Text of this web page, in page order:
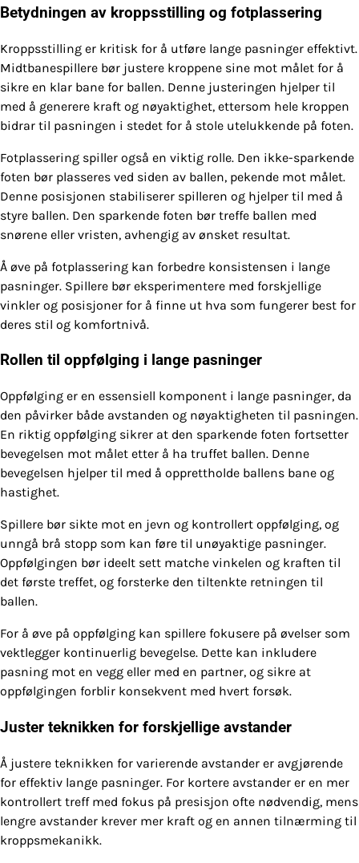
Betydningen av kroppsstilling og fotplassering
Kroppsstilling er kritisk for å utføre lange pasninger effektivt.
Midtbanespillere bør justere kroppene sine mot målet for å
sikre en klar bane for ballen. Denne justeringen hjelper til
med å generere kraft og nøyaktighet, ettersom hele kroppen
bidrar til pasningen i stedet for å stole utelukkende på foten.
Fotplassering spiller også en viktig rolle. Den ikke-sparkende
foten bør plasseres ved siden av ballen, pekende mot målet.
Denne posisjonen stabiliserer spilleren og hjelper til med å
styre ballen. Den sparkende foten bør treffe ballen med
snørene eller vristen, avhengig av ønsket resultat.
Å øve på fotplassering kan forbedre konsistensen i lange
pasninger. Spillere bør eksperimentere med forskjellige
vinkler og posisjoner for å finne ut hva som fungerer best for
deres stil og komfortnivå.
Rollen til oppfølging i lange pasninger
Oppfølging er en essensiell komponent i lange pasninger, da
den påvirker både avstanden og nøyaktigheten til pasningen.
En riktig oppfølging sikrer at den sparkende foten fortsetter
bevegelsen mot målet etter å ha truffet ballen. Denne
bevegelsen hjelper til med å opprettholde ballens bane og
hastighet.
Spillere bør sikte mot en jevn og kontrollert oppfølging, og
unngå brå stopp som kan føre til unøyaktige pasninger.
Oppfølgingen bør ideelt sett matche vinkelen og kraften til
det første treffet, og forsterke den tiltenkte retningen til
ballen.
For å øve på oppfølging kan spillere fokusere på øvelser som
vektlegger kontinuerlig bevegelse. Dette kan inkludere
pasning mot en vegg eller med en partner, og sikre at
oppfølgingen forblir konsekvent med hvert forsøk.
Juster teknikken for forskjellige avstander
Å justere teknikken for varierende avstander er avgjørende
for effektiv lange pasninger. For kortere avstander er en mer
kontrollert treff med fokus på presisjon ofte nødvendig, mens
lengre avstander krever mer kraft og en annen tilnærming til
kroppsmekanikk.